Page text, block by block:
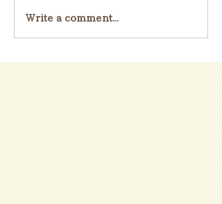
Write a comment...